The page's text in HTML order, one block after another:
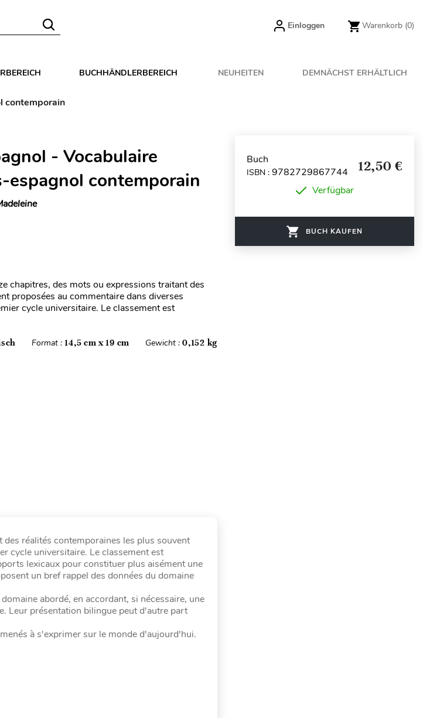
Einloggen Warenkorb (0)
BUCHHÄNDLERBEREICH NEUHEITEN DEMNÄCHST ERHÄLTLICH
contemporain
- Vocabulaire
contemporain
chapitres, des mots ou expressions traitant des
proposées au commentaire dans diverses
cycle universitaire. Le classement est
Format :14,5 cm x 19 cm Gewicht :0,152 kg
réalités contemporaines les plus souvent
cycle universitaire. Le classement est
lexicaux pour constituer plus aisément une
un bref rappel des données du domaine
abordé, en accordant, si nécessaire, une
Leur présentation bilingue peut d'autre part
à s'exprimer sur le monde d'aujourd'hui.
Buch
ISBN : 9782729867744 12,50 €
Verfügbar
BUCH KAUFEN